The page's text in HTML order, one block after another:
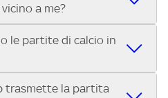
a me?
o locale vicino a te per
la Serie C Sky Wifi, la
UEFA Europa League, la UEFA
la Formula 1®, la MotoGP™ e
le partite di calcio in
ristoranti mostrano le partite
trasmette la partita